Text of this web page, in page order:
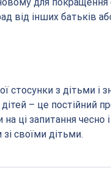
від інших батьків
стосунки з дітьми і
– це постійний
на ці запитання
своїми дітьми.